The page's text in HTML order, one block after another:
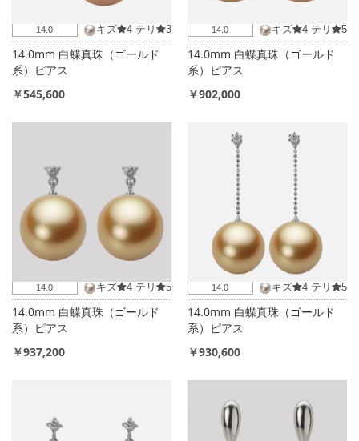
14.0 キズ 4 テリ 3
14.0mm 白蝶真珠（ゴールド
系）ピアス
￥545,600
14.0 キズ 4 テリ 5
14.0mm 白蝶真珠（ゴールド
系）ピアス
￥902,000
14.0 キズ 4 テリ 5
14.0mm 白蝶真珠（ゴールド
系）ピアス
￥937,200
14.0 キズ 4 テリ 5
14.0mm 白蝶真珠（ゴールド
系）ピアス
￥930,600